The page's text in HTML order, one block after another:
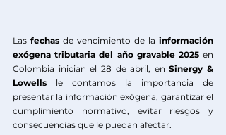
Las fechas de vencimiento de la información
exógena tributaria del año gravable 2025 en
Colombia inician el 28 de abril, en Sinergy &
Lowells le contamos la importancia de
presentar la información exógena, garantizar el
cumplimiento normativo, evitar riesgos y
consecuencias que le puedan afectar.